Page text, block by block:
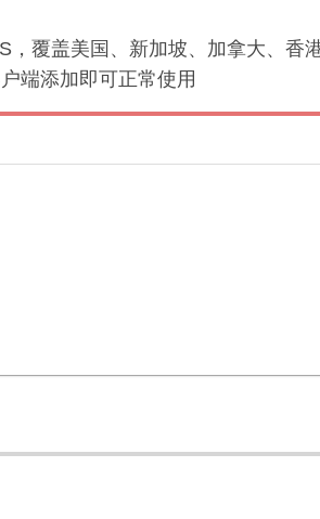
覆盖美国、新加坡、加拿大、香
端添加即可正常使用